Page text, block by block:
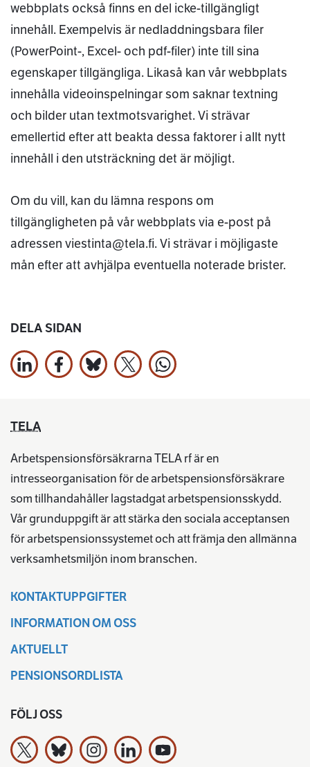
webbplats också finns en del icke-tillgängligt
innehåll. Exempelvis är nedladdningsbara filer
(PowerPoint-, Excel- och pdf-filer) inte till sina
egenskaper tillgängliga. Likaså kan vår webbplats
innehålla videoinspelningar som saknar textning
och bilder utan textmotsvarighet. Vi strävar
emellertid efter att beakta dessa faktorer i allt nytt
innehåll i den utsträckning det är möjligt.
Om du vill, kan du lämna respons om
tillgängligheten på vår webbplats via e-post på
adressen viestinta@tela.fi. Vi strävar i möjligaste
mån efter att avhjälpa eventuella noterade brister.
DELA SIDAN
Dela på LinkedIn
Dela på Facebook
Jaa Bluesky:ssa
Dela på XDela på WhatsApp
TELA
Arbetspensionsförsäkrarna TELA rf är en
intresseorganisation för de arbetspensionsförsäkrare
som tillhandahåller lagstadgat arbetspensionsskydd.
Vår grunduppgift är att stärka den sociala acceptansen
för arbetspensionssystemet och att främja den allmänna
verksamhetsmiljön inom branschen.
KONTAKTUPPGIFTER
INFORMATION OM OSS
AKTUELLT
PENSIONSORDLISTA
FÖLJ OSS
Arbetspensionsförsäkrarna TELA rf på X
Arbetspensionsförsäkrarna TELA rf Bluesky:ssa
Arbetspensionsförsäkrarna TELA rf på
Arbetspensionsförsäkrarna TELA
Arbetspensionsförsäkrarna